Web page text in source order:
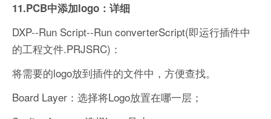
11.PCB中添加logo：详细
DXP--Run Script--Run converterScript(即运行插件中
的工程文件.PRJSRC)：
将需要的logo放到插件的文件中，方便查找。
Board Layer：选择将Logo放置在哪一层；